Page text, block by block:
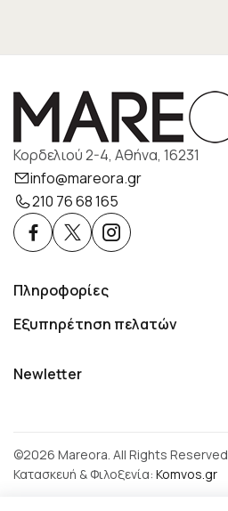
Κορδελιού 2-4, Αθήνα, 16231
info@mareora.gr
210 76 68 165
Πληροφορίες
Εξυπηρέτηση πελατών
Newletter
©2026 Mareora. All Rights Reserved.
Κατασκευή & Φιλοξενία: Komvos.gr